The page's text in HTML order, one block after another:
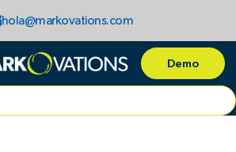
hola@markovations.com
Demo